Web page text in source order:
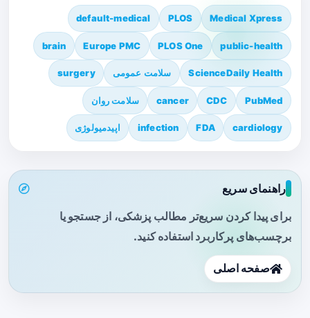
Medical Xpress
PLOS
default-medical
public-health
PLOS One
Europe PMC
brain
ScienceDaily Health سلامت عمومی surgery
PubMed
CDC
cancer سلامت روان
cardiology
FDA
infection اپیدمیولوژی
راهنمای سریع
برای پیدا کردن سریع‌تر مطالب پزشکی، از جستجو یا
برچسب‌های پرکاربرد استفاده کنید.
صفحه اصلی